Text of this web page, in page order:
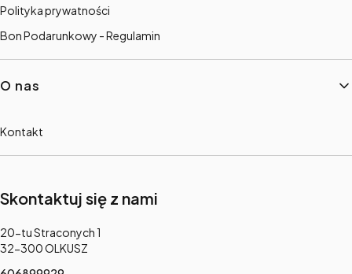
Polityka prywatności
Bon Podarunkowy - Regulamin
O nas
Kontakt
Skontaktuj się z nami
Adres:
20-tu Straconych 1
32-300 OLKUSZ